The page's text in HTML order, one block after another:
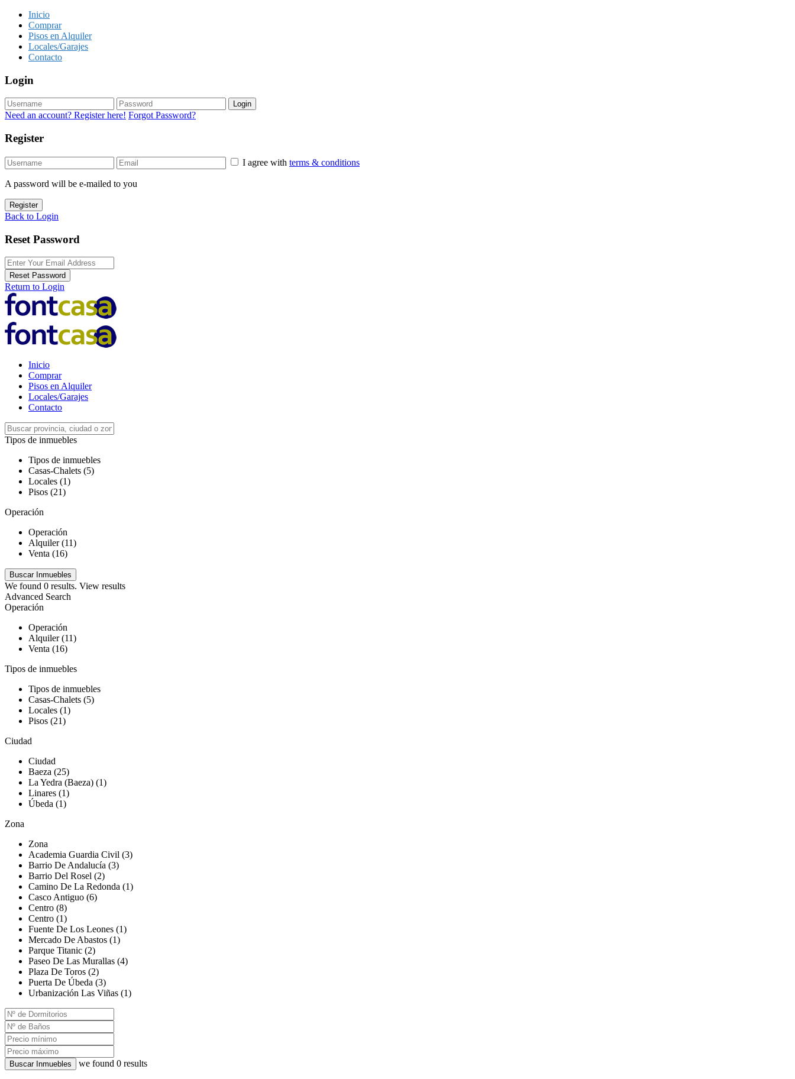
Inicio
Comprar
Pisos en Alquiler
Locales/Garajes
Contacto
Login
Login
Need an account? Register here! Forgot Password?
Register
I agree with terms & conditions
A password will be e-mailed to you
Register
Back to Login
Reset Password
Reset Password
Return to Login
Inicio
Comprar
Pisos en Alquiler
Locales/Garajes
Contacto
Tipos de inmuebles
Tipos de inmuebles
Casas-Chalets (5)
Locales (1)
Pisos (21)
Operación
Operación
Alquiler (11)
Venta (16)
We found 0 results. View results
Advanced Search
Operación
Operación
Alquiler (11)
Venta (16)
Tipos de inmuebles
Tipos de inmuebles
Casas-Chalets (5)
Locales (1)
Pisos (21)
Ciudad
Ciudad
Baeza (25)
La Yedra (Baeza) (1)
Linares (1)
Úbeda (1)
Zona
Zona
Academia Guardia Civil (3)
Barrio De Andalucía (3)
Barrio Del Rosel (2)
Camino De La Redonda (1)
Casco Antiguo (6)
Centro (8)
Centro (1)
Fuente De Los Leones (1)
Mercado De Abastos (1)
Parque Titanic (2)
Paseo De Las Murallas (4)
Plaza De Toros (2)
Puerta De Úbeda (3)
Urbanización Las Viñas (1)
Buscar Inmuebles we found 0 results